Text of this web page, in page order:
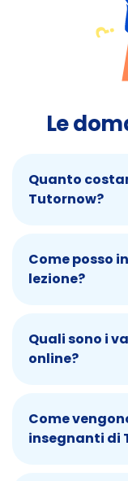
Le
Quanto
Tutornow?
Come posso
lezione?
Quali sono i
online?
Come
insegnanti di